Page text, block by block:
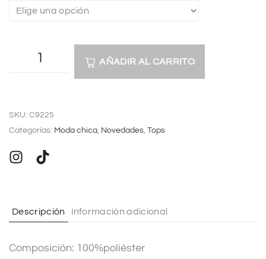
AÑADIR AL CARRITO
t
e
r
i
e
SKU: C9225
Categorías: Moda chica, Novedades, Tops
Descripción Información adicional
Composición: 100%poliéster